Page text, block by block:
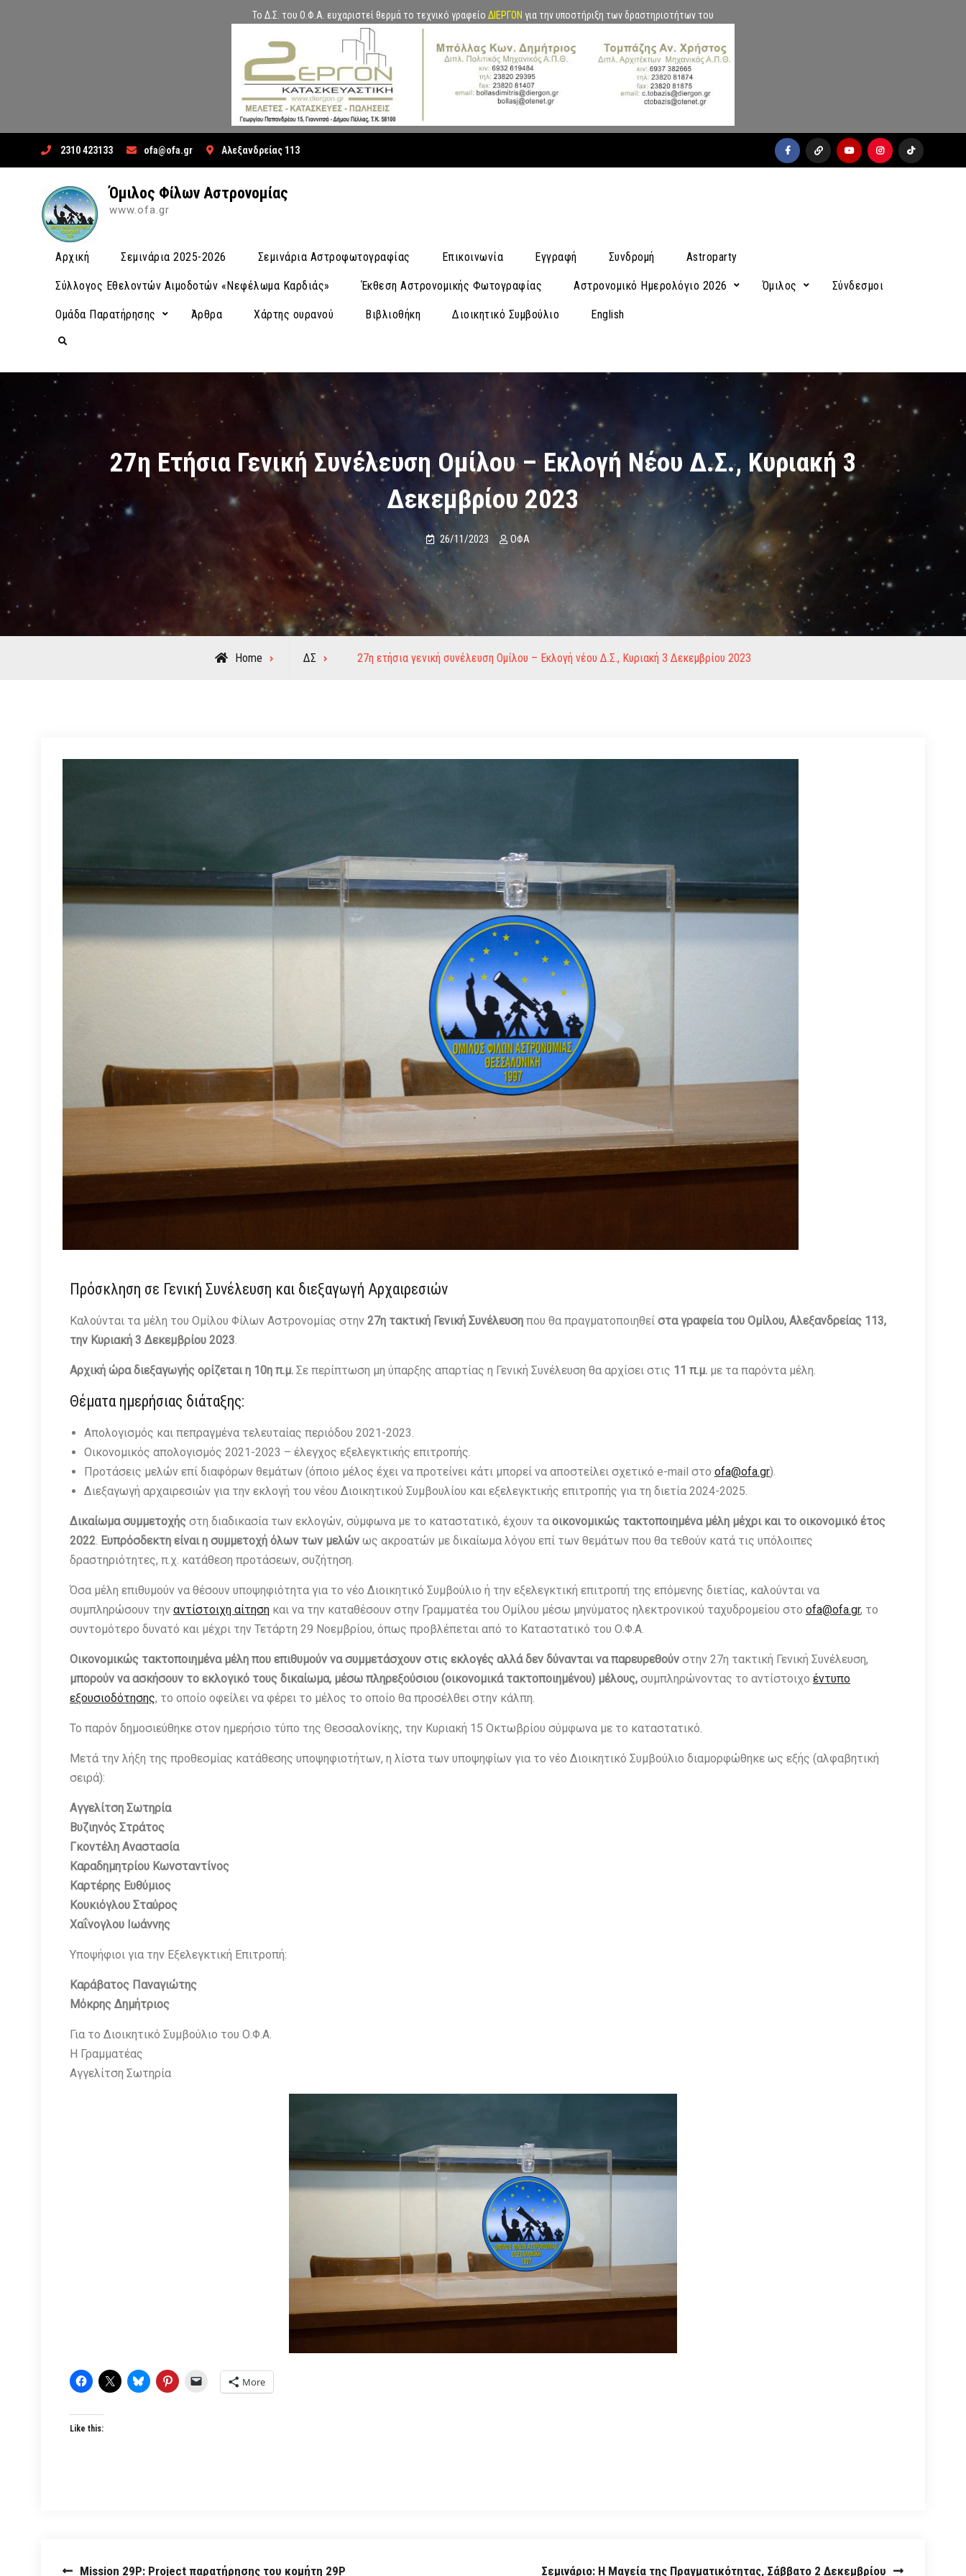
Το Δ.Σ. του Ο.Φ.Α. ευχαριστεί θερμά το τεχνικό γραφείο ΔΙΕΡΓΟΝ για την υποστήριξη των δραστηριοτήτων του
2310 423133 ofa@ofa.gr Αλεξανδρείας 113 facebook
x youtubeinstagramTiktok
Όμιλος Φίλων Αστρονομίας
www.ofa.gr
Αρχική Σεμινάρια 2025-2026 Σεμινάρια Αστροφωτογραφίας Επικοινωνία Εγγραφή Συνδρομή Astroparty
Σύλλογος Εθελοντών Αιμοδοτών «Νεφέλωμα Καρδιάς» Έκθεση Αστρονομικής Φωτογραφίας Αστρονομικό Ημερολόγιο 2026 Όμιλος Σύνδεσμοι
Ομάδα Παρατήρησης Άρθρα Χάρτης ουρανού Βιβλιοθήκη Διοικητικό Συμβούλιο English
Search
27η Ετήσια Γενική Συνέλευση Ομίλου – Εκλογή Νέου Δ.Σ., Κυριακή 3
Δεκεμβρίου 2023
26/11/2023 ΟΦΑ
Home ΔΣ 27η ετήσια γενική συνέλευση Ομίλου – Εκλογή νέου Δ.Σ., Κυριακή 3 Δεκεμβρίου 2023
Πρόσκληση σε Γενική Συνέλευση και διεξαγωγή Αρχαιρεσιών
Καλούνται τα μέλη του Ομίλου Φίλων Αστρονομίας στην 27η τακτική Γενική Συνέλευση που θα πραγματοποιηθεί στα γραφεία του Ομίλου, Αλεξανδρείας 113,
την Κυριακή 3 Δεκεμβρίου 2023.
Αρχική ώρα διεξαγωγής ορίζεται η 10η π.μ. Σε περίπτωση μη ύπαρξης απαρτίας η Γενική Συνέλευση θα αρχίσει στις 11 π.μ. με τα παρόντα μέλη.
Θέματα ημερήσιας διάταξης:
Απολογισμός και πεπραγμένα τελευταίας περιόδου 2021-2023.
Οικονομικός απολογισμός 2021-2023 – έλεγχος εξελεγκτικής επιτροπής.
Προτάσεις μελών επί διαφόρων θεμάτων (όποιο μέλος έχει να προτείνει κάτι μπορεί να αποστείλει σχετικό e-mail στο ofa@ofa.gr).
Διεξαγωγή αρχαιρεσιών για την εκλογή του νέου Διοικητικού Συμβουλίου και εξελεγκτικής επιτροπής για τη διετία 2024-2025.
Δικαίωμα συμμετοχής στη διαδικασία των εκλογών, σύμφωνα με το καταστατικό, έχουν τα οικονομικώς τακτοποιημένα μέλη μέχρι και το οικονομικό έτος
2022. Ευπρόσδεκτη είναι η συμμετοχή όλων των μελών ως ακροατών με δικαίωμα λόγου επί των θεμάτων που θα τεθούν κατά τις υπόλοιπες
δραστηριότητες, π.χ. κατάθεση προτάσεων, συζήτηση.
Όσα μέλη επιθυμούν να θέσουν υποψηφιότητα για το νέο Διοικητικό Συμβούλιο ή την εξελεγκτική επιτροπή της επόμενης διετίας, καλούνται να
συμπληρώσουν την αντίστοιχη αίτηση και να την καταθέσουν στην Γραμματέα του Ομίλου μέσω μηνύματος ηλεκτρονικού ταχυδρομείου στο ofa@ofa.gr, το
συντομότερο δυνατό και μέχρι την Τετάρτη 29 Νοεμβρίου, όπως προβλέπεται από το Καταστατικό του Ο.Φ.Α.
Οικονομικώς τακτοποιημένα μέλη που επιθυμούν να συμμετάσχουν στις εκλογές αλλά δεν δύνανται να παρευρεθούν στην 27η τακτική Γενική Συνέλευση,
μπορούν να ασκήσουν το εκλογικό τους δικαίωμα, μέσω πληρεξούσιου (οικονομικά τακτοποιημένου) μέλους, συμπληρώνοντας το αντίστοιχο έντυπο
εξουσιοδότησης, το οποίο οφείλει να φέρει το μέλος το οποίο θα προσέλθει στην κάλπη.
Το παρόν δημοσιεύθηκε στον ημερήσιο τύπο της Θεσσαλονίκης, την Κυριακή 15 Οκτωβρίου σύμφωνα με το καταστατικό.
Μετά την λήξη της προθεσμίας κατάθεσης υποψηφιοτήτων, η λίστα των υποψηφίων για το νέο Διοικητικό Συμβούλιο διαμορφώθηκε ως εξής (αλφαβητική
σειρά):
Αγγελίτση Σωτηρία
Βυζιηνός Στράτος
Γκοντέλη Αναστασία
Καραδημητρίου Κωνσταντίνος
Καρτέρης Ευθύμιος
Κουκιόγλου Σταύρος
Χαΐνογλου Ιωάννης
Υποψήφιοι για την Εξελεγκτική Επιτροπή:
Καράβατος Παναγιώτης
Μόκρης Δημήτριος
Για το Διοικητικό Συμβούλιο του Ο.Φ.Α.
Η Γραμματέας
Αγγελίτση Σωτηρία
More
Like this:
Mission 29P: Project παρατήρησης του κομήτη 29P Σεμινάριο: Η Μαγεία της Πραγματικότητας, Σάββατο 2 Δεκεμβρίου